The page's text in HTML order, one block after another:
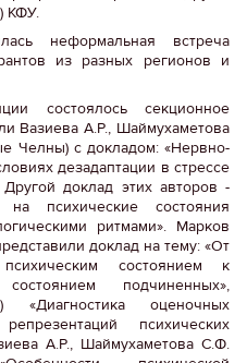
КФУ.
неформальная встреча
из разных регионов и
состоялось секционное
Вазиева А.Р., Шаймухаметова
Челны) с докладом: «Нервно-
дезадаптации в стрессе
доклад этих авторов -
психические состояния
ритмами». Марков
доклад на тему: «От
состоянием к
подчиненных»,
«Диагностика оценочных
психических
А.Р., Шаймухаметова С.Ф.